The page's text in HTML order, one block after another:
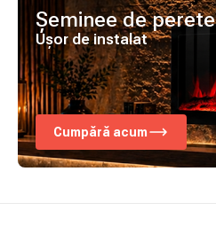
Șeminee de perete
Ușor de instalat
Cumpără acum